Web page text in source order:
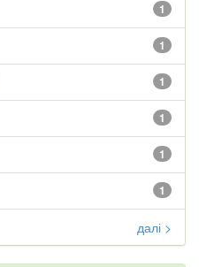
1
1
1
1
1
1
далі >